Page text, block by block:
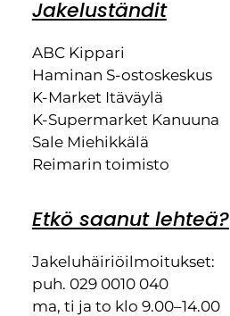
Jakeluständit
ABC Kippari
Haminan S-ostoskeskus
K-Market Itäväylä
K-Supermarket Kanuuna
Sale Miehikkälä
Reimarin toimisto
Etkö saanut lehteä?
Jakeluhäiriöilmoitukset:
puh. 029 0010 040
ma, ti ja to klo 9.00–14.00